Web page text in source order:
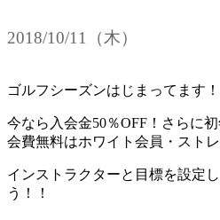
2018/10/11（木）
ゴルフシーズンはじまってます！
今なら入会金50％OFF！さらに
会費無料はホワイト会員・スト
インストラクターと目標を設定
う！！